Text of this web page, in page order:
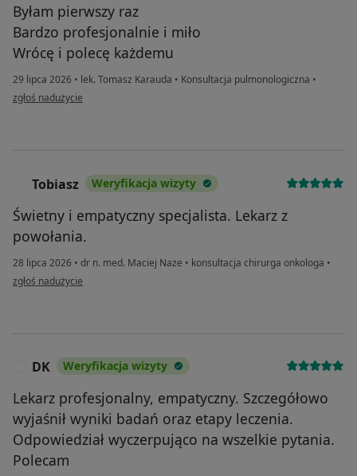
Byłam pierwszy raz
Bardzo profesjonalnie i miło
Wrócę i polecę każdemu
29 lipca 2026 • lek. Tomasz Karauda • Konsultacja pulmonologiczna •
w opinii użytkownika Mariola
zgłoś nadużycie
Tobiasz Weryfikacja wizyty
Świetny i empatyczny specjalista. Lekarz z
powołania.
28 lipca 2026 • dr n. med. Maciej Naze • konsultacja chirurga onkologa •
w opinii użytkownika Tobiasz
zgłoś nadużycie
DK Weryfikacja wizyty
Lekarz profesjonalny, empatyczny. Szczegółowo
wyjaśnił wyniki badań oraz etapy leczenia.
Odpowiedział wyczerpująco na wszelkie pytania.
Polecam